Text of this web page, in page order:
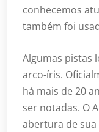
conhecemos
também foi
Algumas pistas
arco-íris.
há mais de 20
ser notadas. O
abertura de